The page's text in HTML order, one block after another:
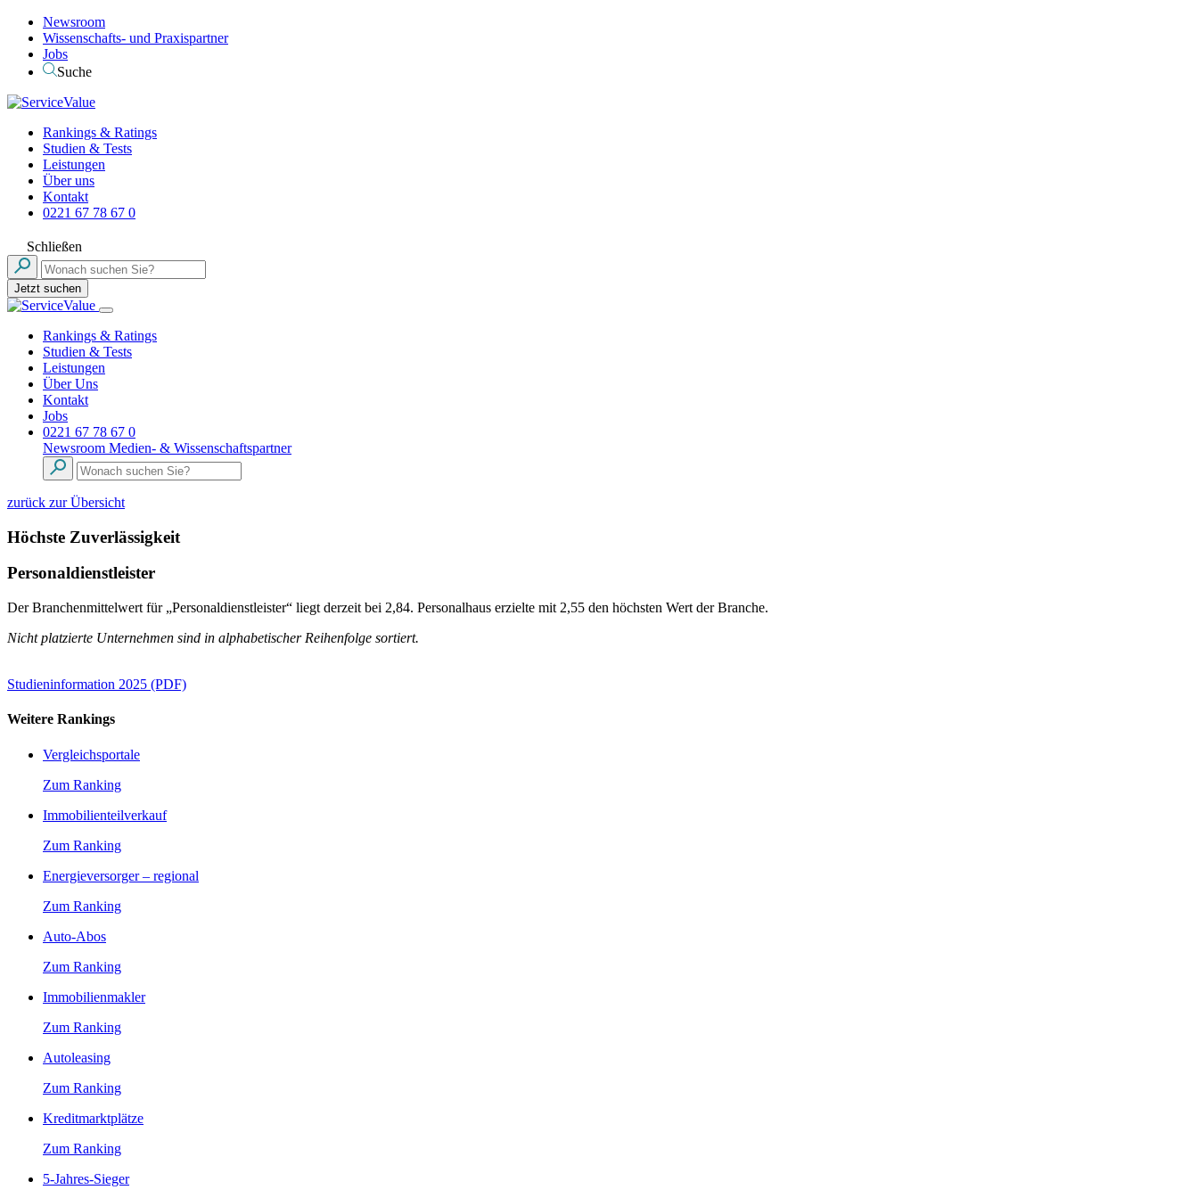
Newsroom
Wissenschafts- und Praxispartner
Jobs
Suche
Rankings & Ratings
Studien & Tests
Leistungen
Über uns
Kontakt
0221 67 78 67 0
Schließen
Jetzt suchen
Rankings & Ratings
Studien & Tests
Leistungen
Über Uns
Kontakt
Jobs
0221 67 78 67 0
Newsroom Medien- & Wissenschaftspartner
zurück zur Übersicht
Höchste Zuverlässigkeit
Personaldienstleister
Der Branchenmittelwert für „Personaldienstleister“ liegt derzeit bei 2,84. Personalhaus erzielte mit 2,55 den höchsten Wert der Branche.
Nicht platzierte Unternehmen sind in alphabetischer Reihenfolge sortiert.
Studieninformation 2025 (PDF)
Weitere Rankings
Vergleichsportale
Zum Ranking
Immobilienteilverkauf
Zum Ranking
Energieversorger – regional
Zum Ranking
Auto-Abos
Zum Ranking
Immobilienmakler
Zum Ranking
Autoleasing
Zum Ranking
Kreditmarktplätze
Zum Ranking
5-Jahres-Sieger